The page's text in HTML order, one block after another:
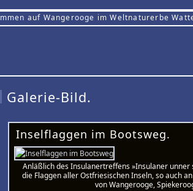
auf Wangerooge im Weltnaturerbe
Galerie-Bild.
Inselflaggen im Bootsweg.
Anläßlich des Insulanertreffens »Insulaner
die Flaggen aller Ostfriesischen Inseln, so auch
von Wangerooge,